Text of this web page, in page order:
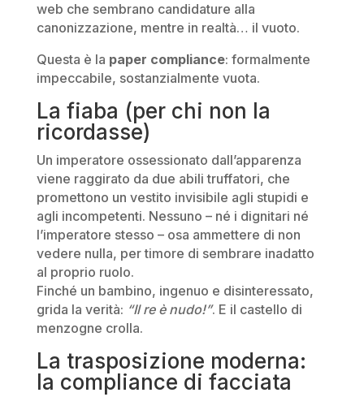
web che sembrano candidature alla
canonizzazione, mentre in realtà… il vuoto.
Questa è la paper compliance: formalmente
impeccabile, sostanzialmente vuota.
La fiaba (per chi non la
ricordasse)
Un imperatore ossessionato dall’apparenza
viene raggirato da due abili truffatori, che
promettono un vestito invisibile agli stupidi e
agli incompetenti. Nessuno – né i dignitari né
l’imperatore stesso – osa ammettere di non
vedere nulla, per timore di sembrare inadatto
al proprio ruolo.
Finché un bambino, ingenuo e disinteressato,
grida la verità: “Il re è nudo!”. E il castello di
menzogne crolla.
La trasposizione moderna:
la compliance di facciata